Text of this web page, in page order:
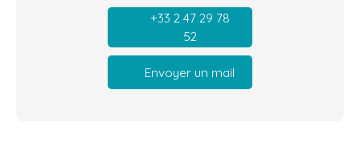
+33 2 47 29 78
52
Envoyer un mail